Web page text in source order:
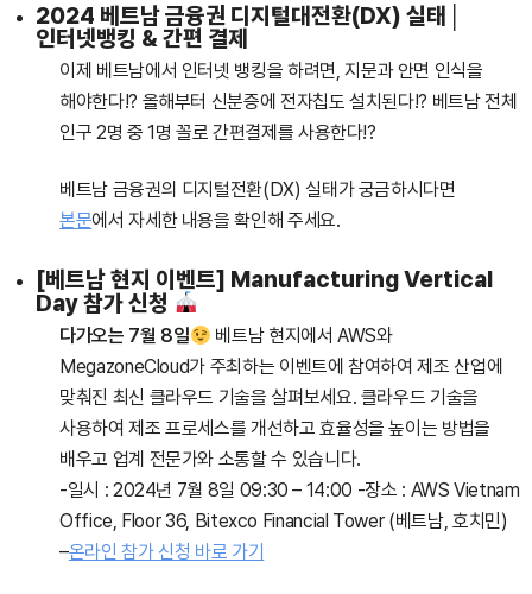
2024 베트남 금융권 디지털대전환(DX) 실태│
인터넷뱅킹 & 간편 결제
이제 베트남에서 인터넷 뱅킹을 하려면, 지문과 안면 인식을
해야한다!? 올해부터 신분증에 전자칩도 설치된다!? 베트남 전체
인구 2명 중 1명 꼴로 간편결제를 사용한다!?
베트남 금융권의 디지털전환(DX) 실태가 궁금하시다면
본문에서 자세한 내용을 확인해 주세요.
[베트남 현지 이벤트] Manufacturing Vertical
Day 참가 신청
다가오는 7월 8일
베트남 현지에서 AWS와
MegazoneCloud가 주최하는 이벤트에 참여하여 제조 산업에
맞춰진 최신 클라우드 기술을 살펴보세요. 클라우드 기술을
사용하여 제조 프로세스를 개선하고 효율성을 높이는 방법을
배우고 업계 전문가와 소통할 수 있습니다.
-일시 : 2024년 7월 8일 09:30 – 14:00 -장소 : AWS Vietnam
Office, Floor 36, Bitexco Financial Tower (베트남, 호치민)
–온라인 참가 신청 바로 가기